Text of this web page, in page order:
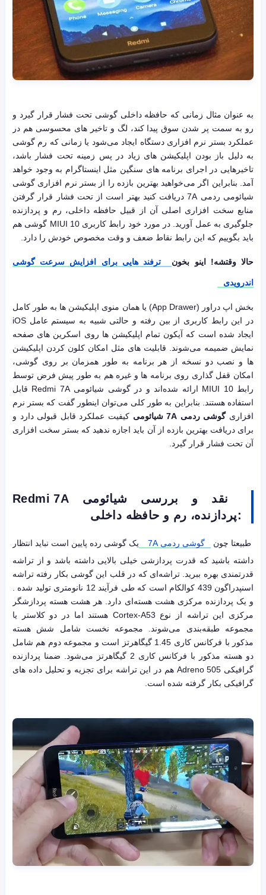
به عنوان مثال زمانی که حافظه داخلی گوشی تحت فشار قرار گیرد و
رو به سمت پر شدن سوق پیدا کند، لگ و تاخیر های محسوسی هم در
عملکرد بستر نرم افزاری دستگاه ایجاد می‌شود یا زمانی که رم گوشی
به دلیل باز بودن اپلیکیشن های زیاد در پس زمینه تحت فشار باشد،
تاخیرهایی در اجرای برنامه های سنگین مثل اینستاگرام به وجود خواهد
آمد. بنابراین اگر می‌خواهید بهترین بازده را از بستر نرم افزاری گوشی
شیائومی ردمی 7A دریافت کنید بهتر است از تحت فشار قرار گرفتن
منابع سخت افزاری اصلی آن از قبیل حافظه داخلی، رم و پردازنده
جلوگیری به عمل آورید. در مورد خود رابط کاربری MIUI 10 گوشی هم
باید بگوییم که این رابط نقاط ضعف و وقت مخصوص خودش را دارد.
حالا وقتشه! اینو بخون ترفند هایی برای افزایش سرعت گوشی
اندرویدی
بخش اپ دراور (App Drawer) یا همان منوی اپلیکیشن ها به طور کامل
در این رابط کاربری از بین رفته و حالتی شبیه به سیستم عامل iOS
ایجاد شده است که آیکون تمام اپلیکیشن ها روی اسکرین های صفحه
نمایش ضمیمه می‌شوند. قابلیت های مثل امکان کلون کردن اپلیکیشن
ها و نصب دو نسخه از هر برنامه به طور همزمان بر روی گوشی،
امکان قفل گذاری روی برنامه ها و غیره هم به طور پیش فرض توسط
رابط MIUI 10 ارائه شده‌اند و در گوشی شیائومی Redmi 7A قابل
استفاده هستند. بنابراین به طور کلی می‌توان اینطور گفت که بستر نرم
افزاریگوشی ردمی 7A شیائومی
کیفیت عملکرد قابل قبولی دارد و
برای دریافت بهترین بازده از آن باید اجازه ندهید که بستر سخت افزاری
آن تحت فشار قرار گیرد.
نقد و بررسی شیائومی Redmi 7A
:پردازنده، رم و حافظه داخلی
طبیعتا چون گوشی ردمی 7A
یک گوشی رده پایین است نباید انتظار
داشته باشید که قدرت پردازشی خیلی بالایی داشته باشد و از تراشه
قدرتمندی بهره ببرید. تراشه‌ای که در قلب این گوشی بکار رفته تراشه
اسنپدراگون 439 کوالکام است که طی فرآیند 12 نانومتری تولید شده .
و یک پردازنده مرکزی هشت هسته‌ای دارد. هر هشت هسته پردازشگر
مرکزی این تراشه از نوع Cortex-A53 هستند اما در دو کلاستر یا
مجموعه طبقه‌بندی می‌شوند. مجموعه نخست شامل شش هسته
مذکور با فرکانس کاری 1.45 گیگاهرتز است و مجموعه دوم هم شامل
دو هسته مذکور با فرکانس کاری 2 گیگاهرتز می‌شود. ضمنا پردازنده
گرافیکی Adreno 505 هم در این تراشه برای تجزیه و تحلیل داده های
گرافیکی بکار گرفته شده است.